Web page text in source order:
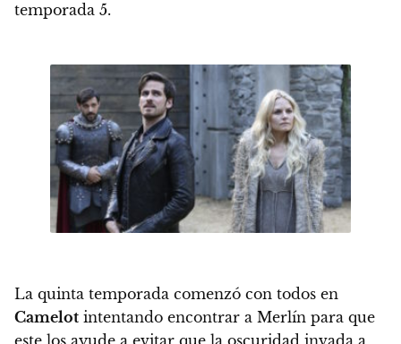
temporada 5.
La quinta temporada comenzó con todos en
Camelot intentando encontrar a Merlín para que